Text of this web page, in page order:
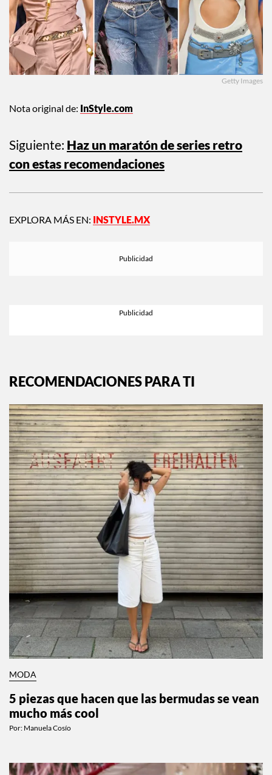
Getty Images
Nota original de: InStyle.com
Siguiente: Haz un maratón de series retro
con estas recomendaciones
EXPLORA MÁS EN: INSTYLE.MX
RECOMENDACIONES PARA TI
MODA
5 piezas que hacen que las bermudas se vean
mucho más cool
Por: Manuela Cosío